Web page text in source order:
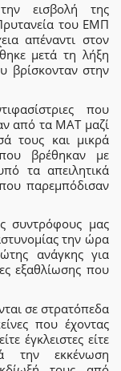
εισβολή της
του ΕΜΠ
απέναντι στον
μετά τη λήξη
βρίσκονταν στην
που
από τα ΜΑΤ μαζί
τους και μικρά
βρέθηκαν με
τα απειλητικά
παρεμπόδισαν
συντρόφους μας
την ώρα
ανάγκης για
εξαθλίωσης που
σε στρατόπεδα
που έχοντας
έγκλειστες είτε
την εκκένωση